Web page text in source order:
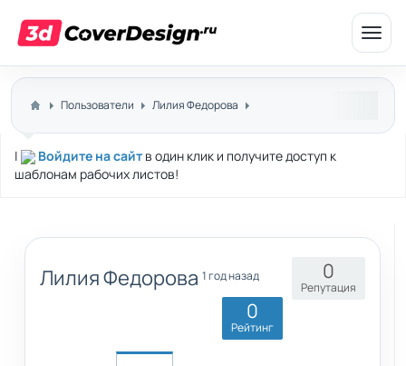
меню
Пользователи Лилия Федорова
| Войдите на сайт в один клик и получите доступ к
шаблонам рабочих листов!
Лилия Федорова 1 год назад 0
Репутация
0
Рейтинг